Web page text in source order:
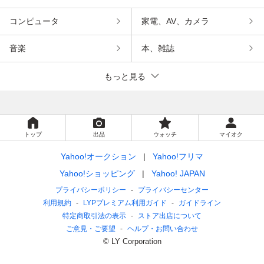
コンピュータ 家電、AV、カメラ
音楽 本、雑誌
もっと見る
トップ 出品 ウォッチ マイオク
Yahoo!オークション
Yahoo!フリマ
Yahoo!ショッピング
Yahoo! JAPAN
プライバシーポリシー
プライバシーセンター
利用規約
LYPプレミアム利用ガイド
ガイドライン
特定商取引法の表示
ストア出店について
ご意見・ご要望
ヘルプ・お問い合わせ
© LY Corporation